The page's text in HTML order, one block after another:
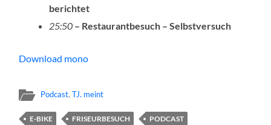
berichtet
25:50 – Restaurantbesuch – Selbstversuch
Download mono
Podcast,TJ. meint
E-BIKE FRISEURBESUCH
PODCAST